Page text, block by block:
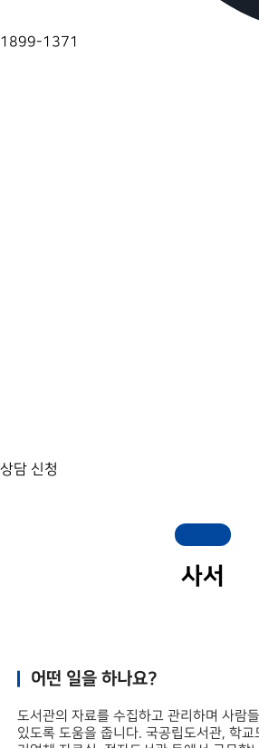
1899-1371
상담 신청
사서
어떤 일을 하나요?
도서관의 자료를 수집하고 관리하며 사람
있도록 도움을 줍니다. 국공립도서관, 학교